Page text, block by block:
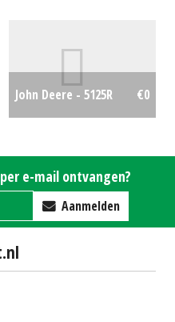
John Deere - 5125R €0
e-mail ontvangen?
Aanmelden